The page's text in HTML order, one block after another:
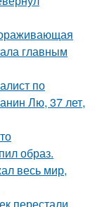
главным
по
Лю, 37 лет,
образ.
весь мир,